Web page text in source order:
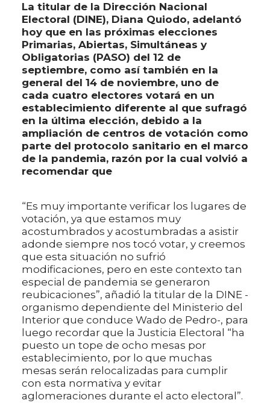
La titular de la Dirección Nacional
Electoral (DINE), Diana Quiodo, adelantó
hoy que en las próximas elecciones
Primarias, Abiertas, Simultáneas y
Obligatorias (PASO) del 12 de
septiembre, como así también en la
general del 14 de noviembre, uno de
cada cuatro electores votará en un
establecimiento diferente al que sufragó
en la última elección, debido a la
ampliación de centros de votación como
parte del protocolo sanitario en el marco
de la pandemia, razón por la cual volvió a
recomendar que
“Es muy importante verificar los lugares de
votación, ya que estamos muy
acostumbrados y acostumbradas a asistir
adonde siempre nos tocó votar, y creemos
que esta situación no sufrió
modificaciones, pero en este contexto tan
especial de pandemia se generaron
reubicaciones”, añadió la titular de la DINE -
organismo dependiente del Ministerio del
Interior que conduce Wado de Pedro-, para
luego recordar que la Justicia Electoral “ha
puesto un tope de ocho mesas por
establecimiento, por lo que muchas
mesas serán relocalizadas para cumplir
con esta normativa y evitar
aglomeraciones durante el acto electoral”.